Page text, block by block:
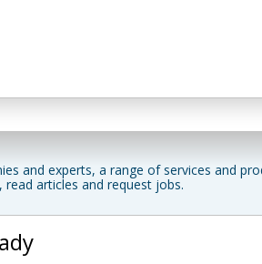
and experts, a range of services and
read articles and request jobs.